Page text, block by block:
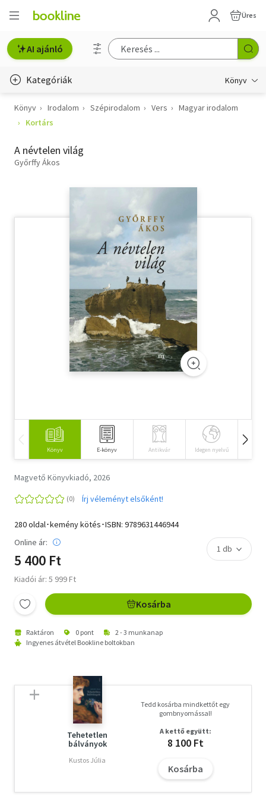
Üres
AI ajánló
Kategóriák Könyv
Életmód, egészség
Gyermek- és ifjúsági
Hobbi, szabadidő
Szótár, nyelvkönyv
Tankönyv, segédkönyv
Társadalomtudomány
Természettudomány
Könyv Irodalom Szépirodalom Vers
Magyar irodalom
Kortárs
A névtelen világ
Győrffy Ákos
Könyv E-könyv Antikvár Idegen nyelvű
Magvető Könyvkiadó, 2026
Írj véleményt elsőként!
280 oldal･kemény kötés･ISBN: 9789631446944
Online ár:
5 400 Ft
Kiadói ár: 5 999 Ft
Kosárba
Raktáron 0 pont
2 - 3 munkanap
Ingyenes átvétel Bookline boltokban
Tehetetlen
bálványok
Kustos Júlia
Tedd kosárba mindkettőt egy
gombnyomással!
A kettő együtt:
8 100 Ft
Kosárba